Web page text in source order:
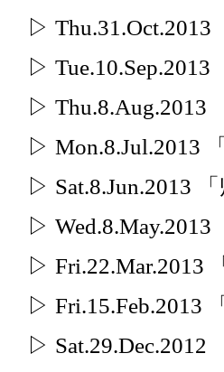
▷ Thu.31.Oct.2013
▷ Tue.10.Sep.2013
▷ Thu.8.Aug.2013
▷ Mon.8.Jul.2013
▷ Sat.8.Jun.2013 「
▷ Wed.8.May.2013
▷ Fri.22.Mar.2013
▷ Fri.15.Feb.2013
▷ Sat.29.Dec.2012